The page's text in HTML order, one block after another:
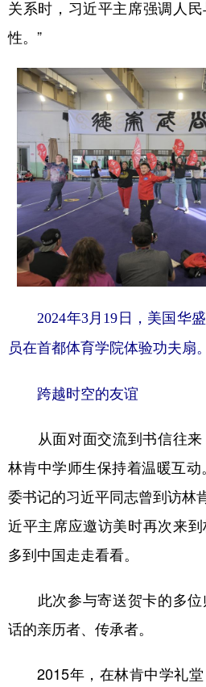
关系时，习近平主席强调人
性。”
2024年3月19日，美国华
员在首都体育学院体验功夫扇
跨越时空的友谊
从面对面交流到书信往来
林肯中学师生保持着温暖互
委书记的习近平同志曾到访林
近平主席应邀访美时再次来
多到中国走走看看。
此次参与寄送贺卡的多位
话的亲历者、传承者。
2015年，在林肯中学礼堂